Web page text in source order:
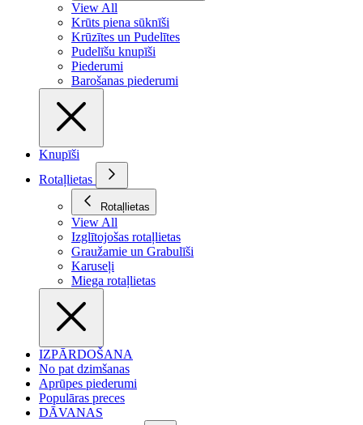
View All
Krūts piena sūknīši
Krūzītes un Pudelītes
Pudelīšu knupīši
Piederumi
Barošanas piederumi
Knupīši
Rotaļlietas
Rotaļlietas
View All
Izglītojošas rotaļlietas
Graužamie un Grabulīši
Karuseļi
Miega rotaļlietas
IZPĀRDOŠANA
No pat dzimšanas
Aprūpes piederumi
Populāras preces
DĀVANAS